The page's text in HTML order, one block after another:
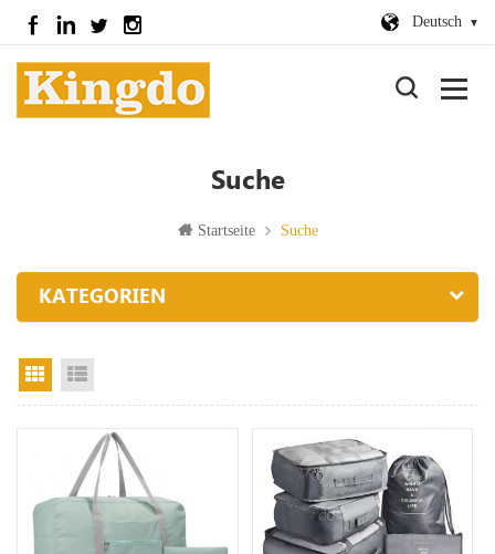
Deutsch
Suche
Startseite Suche
KATEGORIEN
Rasteransicht